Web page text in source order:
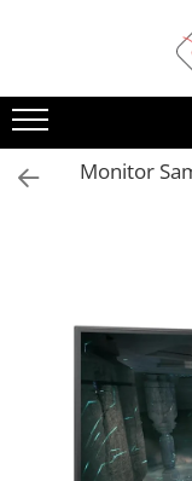
Laptopuri si accesorii
Laptopuri
Componente NOI
Memorii laptop
Baterii laptop
Componente
Hard Disk-uri
Monitor